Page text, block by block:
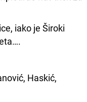
iako je Široki
Haskić,